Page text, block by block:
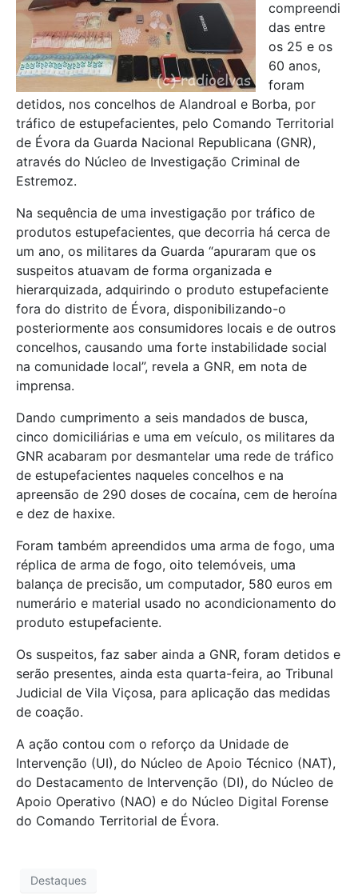
compreendi
das entre
os 25 e os
60 anos,
foram
detidos, nos concelhos de Alandroal e Borba, por
tráfico de estupefacientes, pelo Comando Territorial
de Évora da Guarda Nacional Republicana (GNR),
através do Núcleo de Investigação Criminal de
Estremoz.
Na sequência de uma investigação por tráfico de
produtos estupefacientes, que decorria há cerca de
um ano, os militares da Guarda “apuraram que os
suspeitos atuavam de forma organizada e
hierarquizada, adquirindo o produto estupefaciente
fora do distrito de Évora, disponibilizando-o
posteriormente aos consumidores locais e de outros
concelhos, causando uma forte instabilidade social
na comunidade local”, revela a GNR, em nota de
imprensa.
Dando cumprimento a seis mandados de busca,
cinco domiciliárias e uma em veículo, os militares da
GNR acabaram por desmantelar uma rede de tráfico
de estupefacientes naqueles concelhos e na
apreensão de 290 doses de cocaína, cem de heroína
e dez de haxixe.
Foram também apreendidos uma arma de fogo, uma
réplica de arma de fogo, oito telemóveis, uma
balança de precisão, um computador, 580 euros em
numerário e material usado no acondicionamento do
produto estupefaciente.
Os suspeitos, faz saber ainda a GNR, foram detidos e
serão presentes, ainda esta quarta-feira, ao Tribunal
Judicial de Vila Viçosa, para aplicação das medidas
de coação.
A ação contou com o reforço da Unidade de
Intervenção (UI), do Núcleo de Apoio Técnico (NAT),
do Destacamento de Intervenção (DI), do Núcleo de
Apoio Operativo (NAO) e do Núcleo Digital Forense
do Comando Territorial de Évora.
Destaques